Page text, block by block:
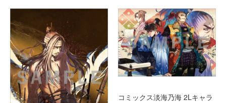
コミックス淡海乃海 2Lキャラ